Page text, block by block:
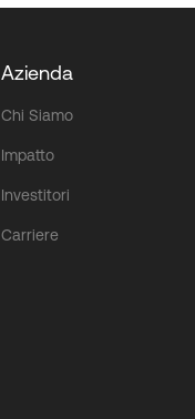
Azienda
Chi Siamo
Impatto
Investitori
Carriere